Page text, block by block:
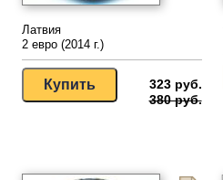
Латвия
2 евро (2014 г.)
323 руб.
380 руб.